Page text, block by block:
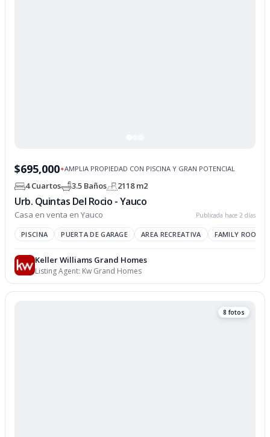
$695,000✦AMPLIA PROPIEDAD CON PISCINA Y GRAN POTENCIAL
4 Cuartos 3.5 Baños 2118 m2
Urb. Quintas Del Rocio - Yauco
Casa en venta en Yauco Publicada hace 2 días
PISCINA PUERTA DE GARAGE AREA RECREATIVA FAMILY ROOM
Keller Williams Grand Homes
Listing Agent: Kw Grand Homes
8 fotos